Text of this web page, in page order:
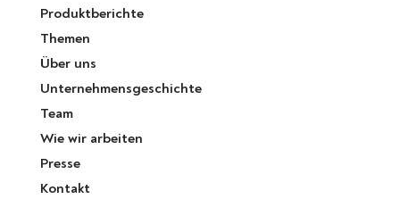
Produktberichte
Themen
Über uns
Unternehmensgeschichte
Team
Wie wir arbeiten
Presse
Kontakt